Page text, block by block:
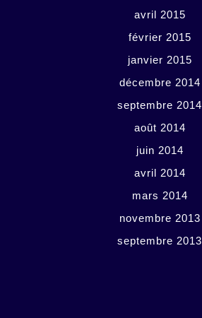
avril 2015
février 2015
janvier 2015
décembre 2014
septembre 2014
août 2014
juin 2014
avril 2014
mars 2014
novembre 2013
septembre 2013